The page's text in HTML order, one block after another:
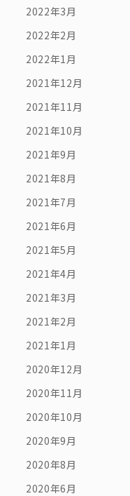
2022年3月
2022年2月
2022年1月
2021年12月
2021年11月
2021年10月
2021年9月
2021年8月
2021年7月
2021年6月
2021年5月
2021年4月
2021年3月
2021年2月
2021年1月
2020年12月
2020年11月
2020年10月
2020年9月
2020年8月
2020年6月